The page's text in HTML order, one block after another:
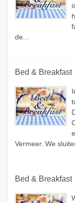
de...
Bed & Breakfast
Vermeer. We
Bed & Breakfast